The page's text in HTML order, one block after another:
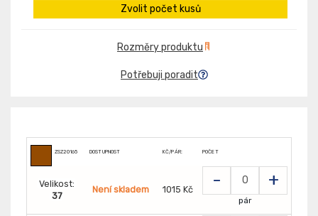
Zvolit počet kusů
Rozměry produktu
Potřebuji poradit
ZSZ20165 DOSTUPNOST KČ/PÁR: POČET
Velikost:
37
Není skladem 1015 Kč - +
pár